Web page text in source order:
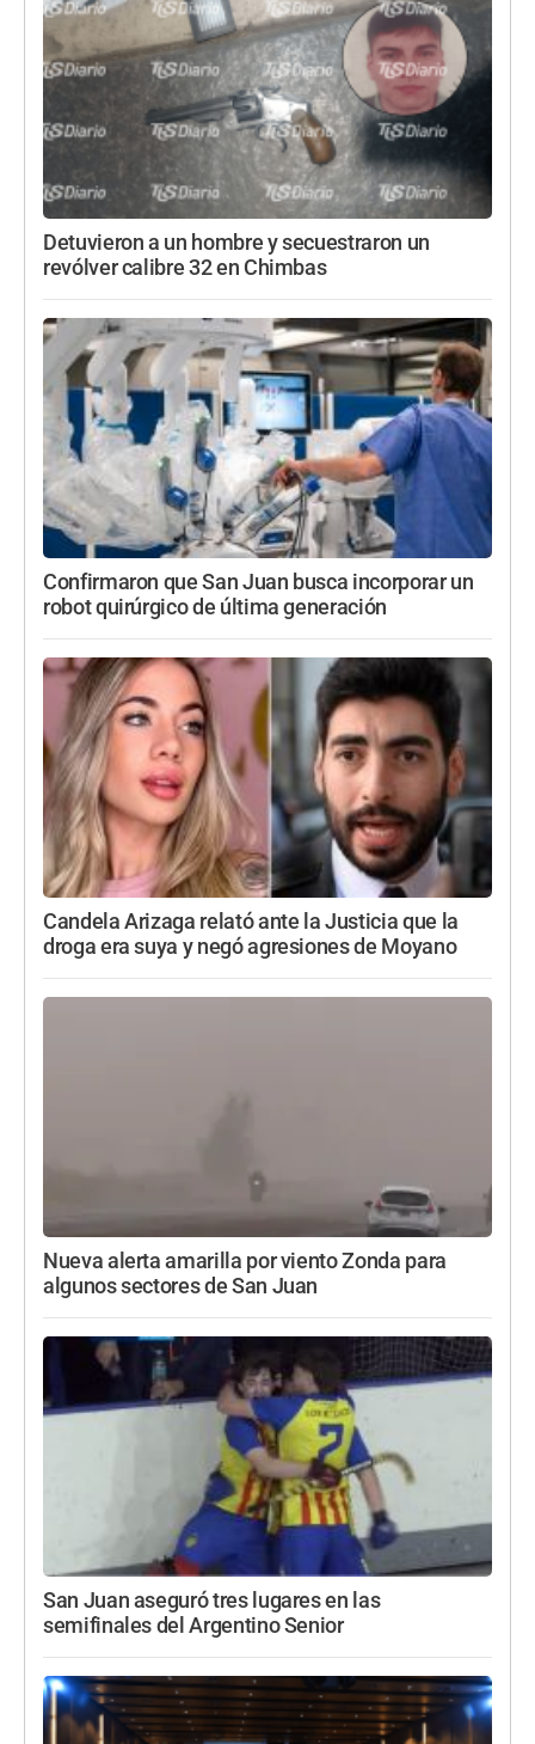
Detuvieron a un hombre y secuestraron un
revólver calibre 32 en Chimbas
Confirmaron que San Juan busca incorporar un
robot quirúrgico de última generación
Candela Arizaga relató ante la Justicia que la
droga era suya y negó agresiones de Moyano
Nueva alerta amarilla por viento Zonda para
algunos sectores de San Juan
San Juan aseguró tres lugares en las
semifinales del Argentino Senior